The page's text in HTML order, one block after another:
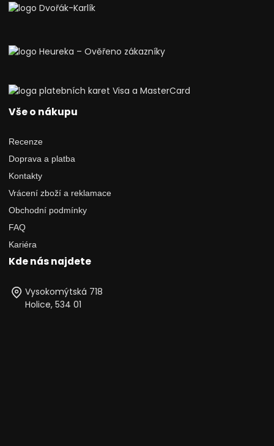
Vše o nákupu
Recenze
Doprava a platba
Kontakty
Vrácení zboží a reklamace
Obchodní podmínky
FAQ
Kariéra
Kde nás najdete
Vysokomýtská 718
Holice, 534 01